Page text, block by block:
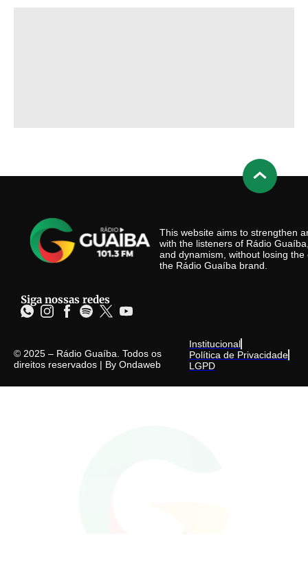
This website aims to strengthen
with the listeners of Rádio
and dynamism, without losing
the Rádio Guaíba brand.
Siga nossas redes
© 2025 – Rádio Guaíba. Todos os
direitos reservados | By Ondaweb
Institucional
Política de Privacidade
LGPD